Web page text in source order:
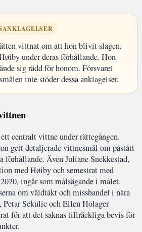
vittnat om att hon blivit slagen,
under deras förhållande. Hon
sig rädd för honom. Försvaret
inte stöder dessa anklagelser.
centralt vittne under rättegången.
gett detaljerade vittnesmål om påstått
förhållande. Även Juliane Snekkestad,
med Høiby och semestrat med
ingår som målsägande i målet.
om våldtäkt och misshandel i nära
Petar Sekulic och Ellen Holager
för att det saknas tillräckliga bevis för